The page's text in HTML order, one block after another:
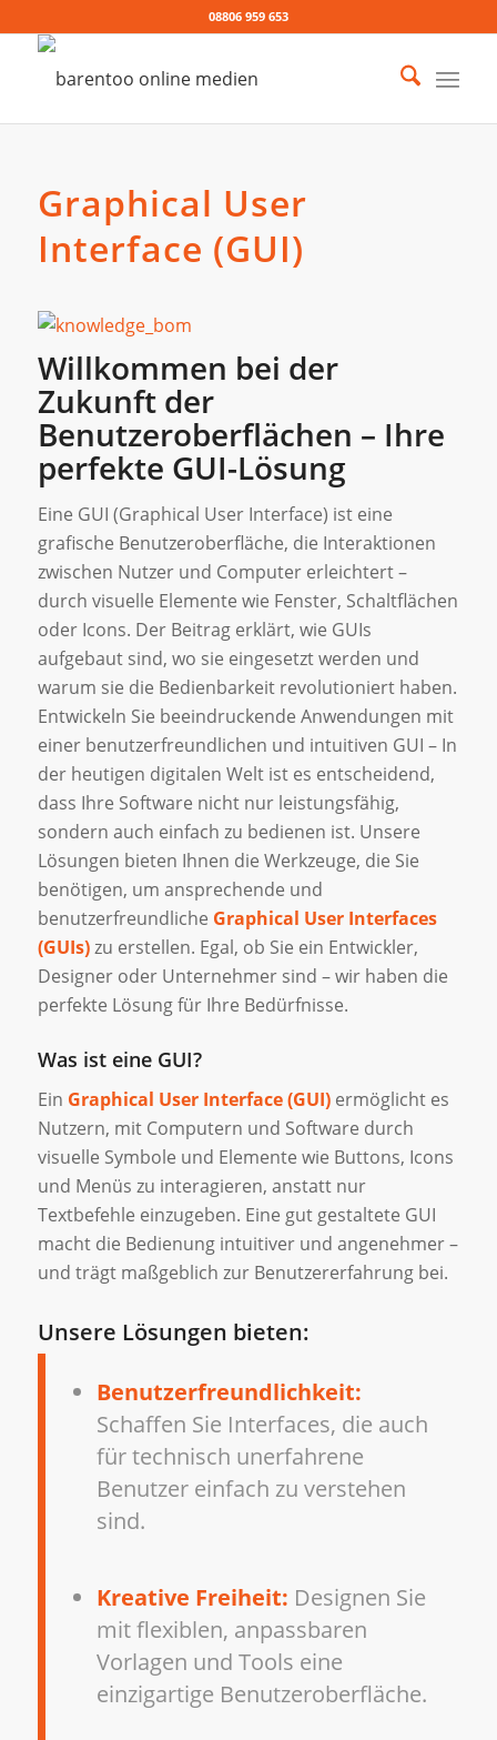
08806 959 653
Graphical User
Interface (GUI)
Willkommen bei der
Zukunft der
Benutzeroberflächen – Ihre
perfekte GUI-Lösung
Eine GUI (Graphical User Interface) ist eine
grafische Benutzeroberfläche, die Interaktionen
zwischen Nutzer und Computer erleichtert –
durch visuelle Elemente wie Fenster, Schaltflächen
oder Icons. Der Beitrag erklärt, wie GUIs
aufgebaut sind, wo sie eingesetzt werden und
warum sie die Bedienbarkeit revolutioniert haben.
Entwickeln Sie beeindruckende Anwendungen mit
einer benutzerfreundlichen und intuitiven GUI – In
der heutigen digitalen Welt ist es entscheidend,
dass Ihre Software nicht nur leistungsfähig,
sondern auch einfach zu bedienen ist. Unsere
Lösungen bieten Ihnen die Werkzeuge, die Sie
benötigen, um ansprechende und
benutzerfreundliche Graphical User Interfaces
(GUIs)zu erstellen. Egal, ob Sie ein Entwickler,
Designer oder Unternehmer sind – wir haben die
perfekte Lösung für Ihre Bedürfnisse.
Was ist eine GUI?
Ein Graphical User Interface (GUI)ermöglicht es
Nutzern, mit Computern und Software durch
visuelle Symbole und Elemente wie Buttons, Icons
und Menüs zu interagieren, anstatt nur
Textbefehle einzugeben. Eine gut gestaltete GUI
macht die Bedienung intuitiver und angenehmer –
und trägt maßgeblich zur Benutzererfahrung bei.
Unsere Lösungen bieten:
Benutzerfreundlichkeit:
Schaffen Sie Interfaces, die auch
für technisch unerfahrene
Benutzer einfach zu verstehen
sind.
Kreative Freiheit: Designen Sie
mit flexiblen, anpassbaren
Vorlagen und Tools eine
einzigartige Benutzeroberfläche.